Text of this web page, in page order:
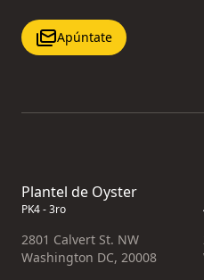
Apúntate
Plantel de Oyster
PK4 - 3ro
2801 Calvert St. NW
Washington DC, 20008